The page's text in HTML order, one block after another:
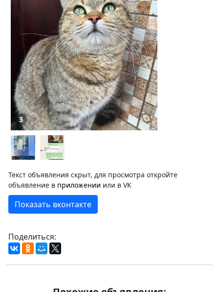
3
Текст объявления скрыт, для просмотра откройте
объявление в приложении или в VK
Показать вконтакте
Поделиться: